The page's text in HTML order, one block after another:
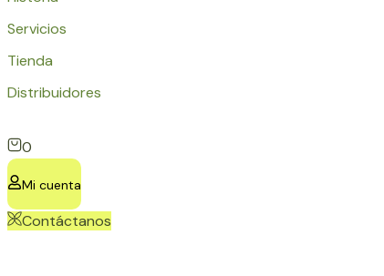
Servicios
Tienda
Distribuidores
0
Mi cuenta
Contáctanos